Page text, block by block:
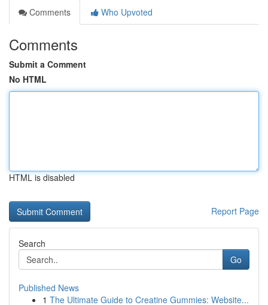
Comments
Who Upvoted
Comments
Submit a Comment
No HTML
HTML is disabled
Report Page
Search
Go
Published News
1 The Ultimate Guide to Creatine Gummies: Website...